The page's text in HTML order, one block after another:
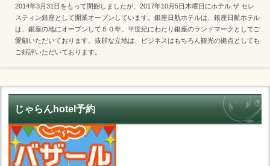
2014年3月31日をもって閉館しましたが、2017年10月5日木曜日にホテル ザ セレ
スティン銀座として開業オープンしています。銀座日航ホテルは、銀座日航ホテル
は、銀座の地にオープンして５０年。半世紀にわたり銀座のランドマークとしてご
愛顧いただいております。抜群な立地は、ビジネスはもちろん観光の拠点としても
ご好評いただいております。
じゃらんhotel予約